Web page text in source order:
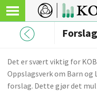
Det er svært viktig for
Oppslagsverk om Barn og
forslag. Dette gjør det